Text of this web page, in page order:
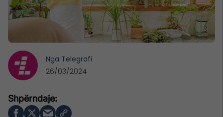
Nga Telegrafi
26/03/2024